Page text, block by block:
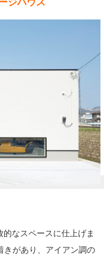
ジハウス
なスペースに仕上げま
きがあり、アイアン調の